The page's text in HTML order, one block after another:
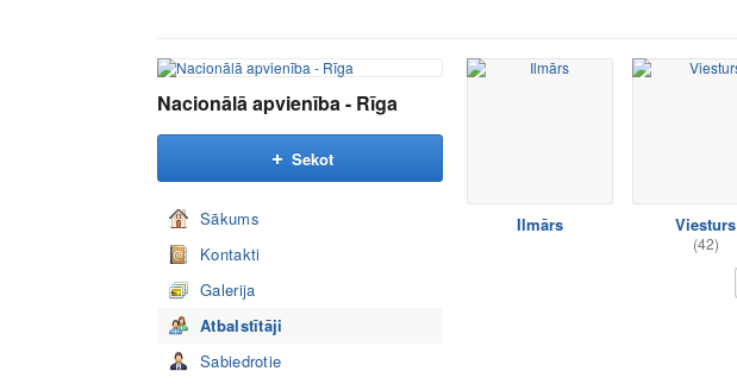
Nacionālā apvienība - Rīga
Sekot
Sākums
Kontakti
Galerija
Atbalstītāji
Sabiedrotie
Ilmārs Viesturs
(42)